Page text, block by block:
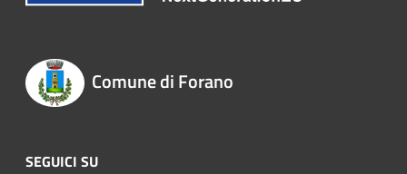
Comune di Forano
SEGUICI SU